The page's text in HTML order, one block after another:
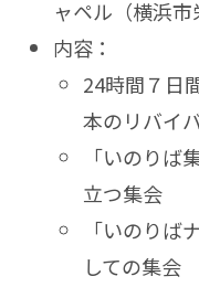
ャペル（横浜市
内容：
24時間７日
本のリバイ
「いのりば
立つ集会
「いのりば
しての集会